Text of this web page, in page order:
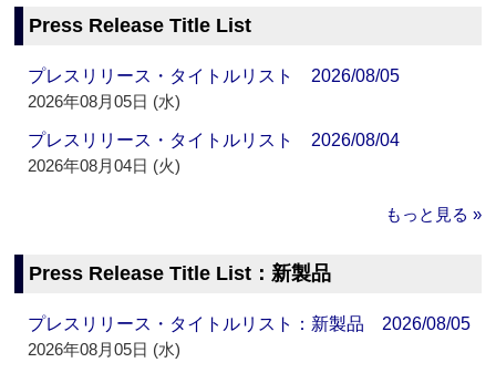
Press Release Title List
プレスリリース・タイトルリスト 2026/08/05
2026年08月05日 (水)
プレスリリース・タイトルリスト 2026/08/04
2026年08月04日 (火)
もっと見る »
Press Release Title List：新製品
プレスリリース・タイトルリスト：新製品 2026/08/05
2026年08月05日 (水)